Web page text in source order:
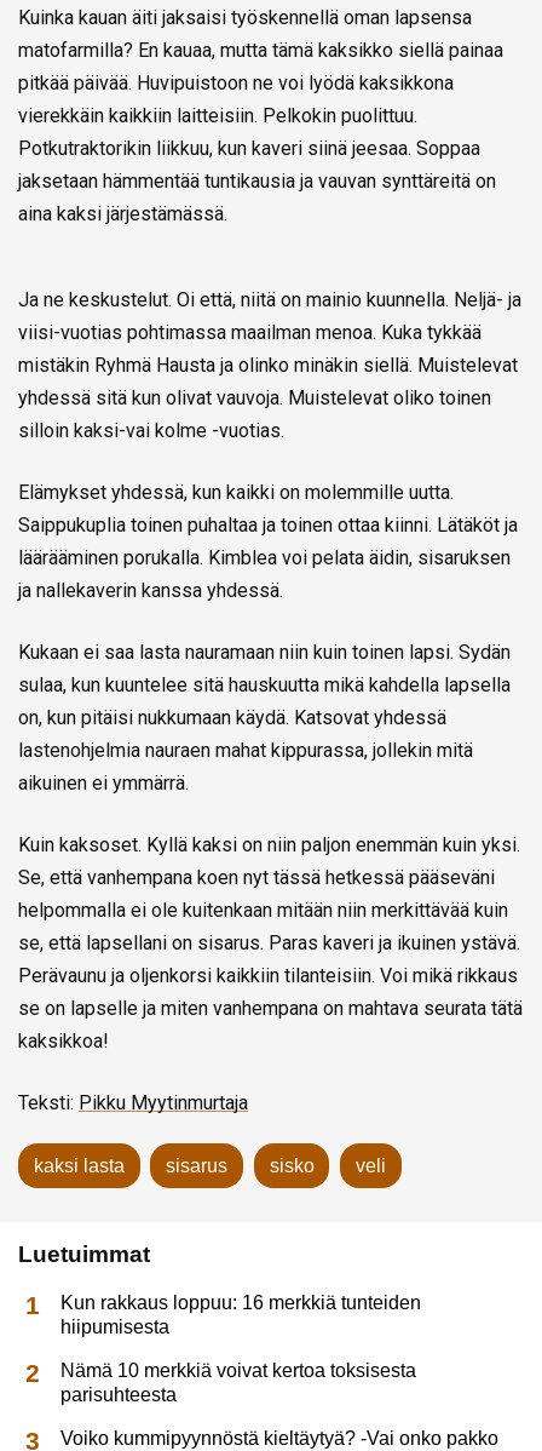
Kuinka kauan äiti jaksaisi työskennellä oman lapsensa
matofarmilla? En kauaa, mutta tämä kaksikko siellä painaa
pitkää päivää. Huvipuistoon ne voi lyödä kaksikkona
vierekkäin kaikkiin laitteisiin. Pelkokin puolittuu.
Potkutraktorikin liikkuu, kun kaveri siinä jeesaa. Soppaa
jaksetaan hämmentää tuntikausia ja vauvan synttäreitä on
aina kaksi järjestämässä.
Ja ne keskustelut. Oi että, niitä on mainio kuunnella. Neljä- ja
viisi-vuotias pohtimassa maailman menoa. Kuka tykkää
mistäkin Ryhmä Hausta ja olinko minäkin siellä. Muistelevat
yhdessä sitä kun olivat vauvoja. Muistelevat oliko toinen
silloin kaksi-vai kolme -vuotias.
Elämykset yhdessä, kun kaikki on molemmille uutta.
Saippukuplia toinen puhaltaa ja toinen ottaa kiinni. Lätäköt ja
läärääminen porukalla. Kimblea voi pelata äidin, sisaruksen
ja nallekaverin kanssa yhdessä.
Kukaan ei saa lasta nauramaan niin kuin toinen lapsi. Sydän
sulaa, kun kuuntelee sitä hauskuutta mikä kahdella lapsella
on, kun pitäisi nukkumaan käydä. Katsovat yhdessä
lastenohjelmia nauraen mahat kippurassa, jollekin mitä
aikuinen ei ymmärrä.
Kuin kaksoset. Kyllä kaksi on niin paljon enemmän kuin yksi.
Se, että vanhempana koen nyt tässä hetkessä pääseväni
helpommalla ei ole kuitenkaan mitään niin merkittävää kuin
se, että lapsellani on sisarus. Paras kaveri ja ikuinen ystävä.
Perävaunu ja oljenkorsi kaikkiin tilanteisiin. Voi mikä rikkaus
se on lapselle ja miten vanhempana on mahtava seurata tätä
kaksikkoa!
Teksti: Pikku Myytinmurtaja
kaksi lasta sisarus sisko veli
Luetuimmat
Kun rakkaus loppuu: 16 merkkiä tunteiden
hiipumisesta
Nämä 10 merkkiä voivat kertoa toksisesta
parisuhteesta
Voiko kummipyynnöstä kieltäytyä? -Vai onko pakko